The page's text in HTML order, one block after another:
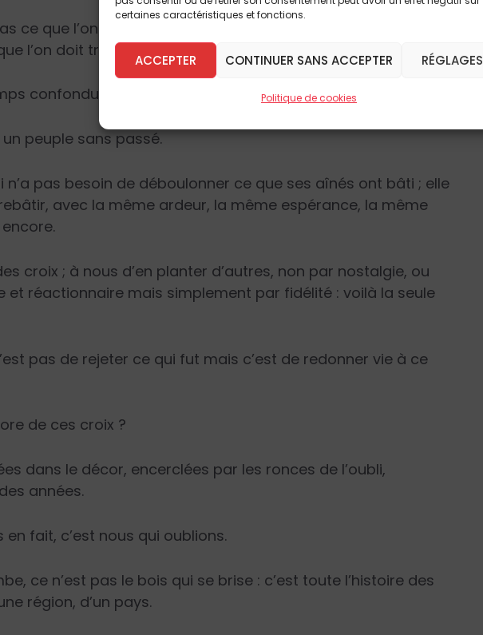
certaines caractéristiques et fonctions.
ACCEPTER CONTINUER SANS ACCEPTER RÉGLAGES
Politique de cookies
ce que l’on contemple derrière la vitre d’un musée, c’est ce
l’on doit transmettre.
confondu le progrès et la capitulation.
un peuple sans passé.
n’a pas besoin de déboulonner ce que ses aînés ont bâti ; elle
avec la même ardeur, la même espérance, la même
croix ; à nous d’en planter d’autres, non par nostalgie, ou
et réactionnaire mais simplement par fidélité : voilà la seule
pas de rejeter ce qui fut mais c’est de redonner vie à ce
de ces croix ?
dans le décor, encerclées par les ronces de l’oubli,
années.
en fait, c’est nous qui oublions.
ce n’est pas le bois qui se brise : c’est toute l’histoire des
région, d’un pays.